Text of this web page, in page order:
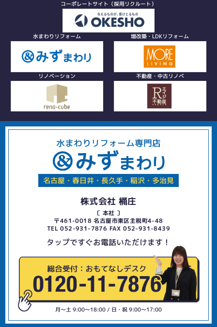
コーポレートサイト（採用リクルート）
水まわりリフォーム 増改築・LDKリフォーム
リノベーション 不動産・中古リノベ
水まわりリフォーム専門店
名古屋・春日井・長久手・稲沢・多治見
株式会社 桶庄
〔 本社 〕
〒461-0018 名古屋市東区主税町4-48
TEL 052-931-7876 FAX 052-931-8439
タップですぐお電話いただけます！
月〜土 9:00〜18:00 / 日・祝 9:00〜17:00